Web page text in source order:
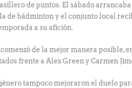
de puntos. El sábado
de bádminton y el conjunto local
a su afición.
de la mejor manera posible,
frente a Alex Green y Carmen
tampoco mejoraron el duelo